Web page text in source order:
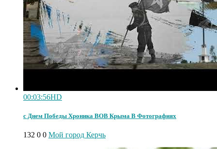
00:03:56HD
с Днем Победы Хроника ВОВ Крыма В Фотографиях
132 0 0 Мой город Керчь